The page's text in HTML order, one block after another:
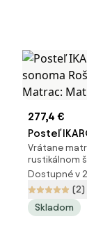
277,4 €
Posteľ
sonoma
Matrac:
Vrátane
rustikálnom
Dostupné v
(2)
Skladom